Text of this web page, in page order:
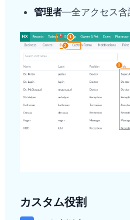
管理者—全アクセス含
カスタム役割